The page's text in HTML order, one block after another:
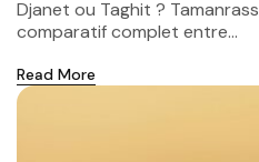
Djanet ou Taghit ?
comparatif complet entre...
Read More